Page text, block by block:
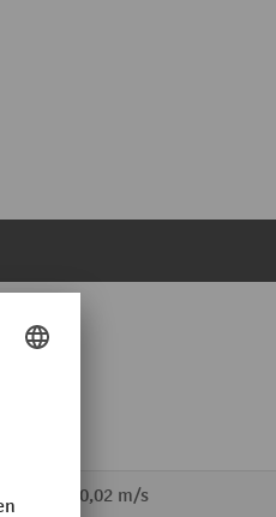
0,09 / 0,02 m/s